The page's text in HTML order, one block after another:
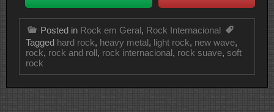
Posted in Rock em Geral, Rock Internacional
Tagged hard rock, heavy metal, light rock, new wave,
rock, rock and roll, rock internacional, rock suave, soft
rock